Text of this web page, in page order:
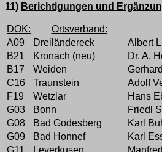
11) Berichtigungen und
DOK:
Ortsverband:
A09
Dreiländereck
Albert
B21
Kronach (neu)
Dr. A.
B17
Weiden
C16
Traunstein
Adolf
F19
Wetzlar
Hans
G03
Bonn
Friedl
G08
Bad Godesberg
Karl
G09
Bad Honnef
Karl
G11
Leverkusen